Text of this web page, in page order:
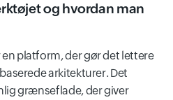
Administration
og hvordan man
platform, der gør det lettere
arkitekturer. Det
grænseflade, der giver